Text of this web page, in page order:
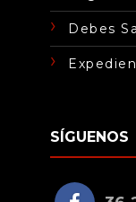
Debes
SÍGUENOS